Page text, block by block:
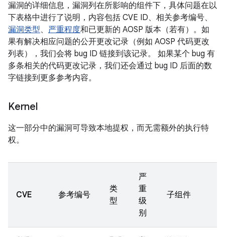
漏洞的详细信息，漏洞列在所影响的组件下，具体问题在以
下表格中进行了说明，内容包括 CVE ID、相关参考编号、
漏洞类型、 严重程度和已更新的 AOSP 版本（若有）。如
果有解决相应问题的公开更改记录（例如 AOSP 代码更改
列表），我们会将 bug ID 链接到该记录。 如果某个 bug 有
多条相关的代码更改记录，我们还会通过 bug ID 后面的数
字链接到更多参考内容。
Kernel
这一部分中的漏洞可导致本地提权，而无需额外的执行特
权。
CVE 参考编号
类
型
严
重
级
别
子组件